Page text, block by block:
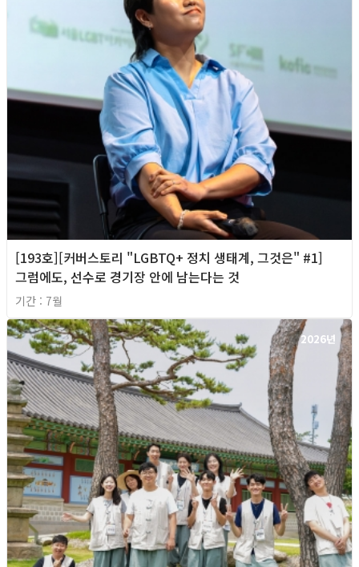
[193호][커버스토리 "LGBTQ+ 정치 생태계, 그것은" #1]
그럼에도, 선수로 경기장 안에 남는다는 것
기간 : 7월
2026년